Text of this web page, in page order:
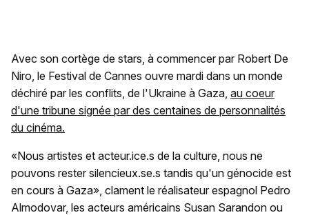
Avec son cortège de stars, à commencer par Robert De
Niro, le Festival de Cannes ouvre mardi dans un monde
déchiré par les conflits, de l'Ukraine à Gaza, au coeur
d'une tribune signée par des centaines de personnalités
du cinéma.
«Nous artistes et acteur.ice.s de la culture, nous ne
pouvons rester silencieux.se.s tandis qu'un génocide est
en cours à Gaza», clament le réalisateur espagnol Pedro
Almodovar, les acteurs américains Susan Sarandon ou